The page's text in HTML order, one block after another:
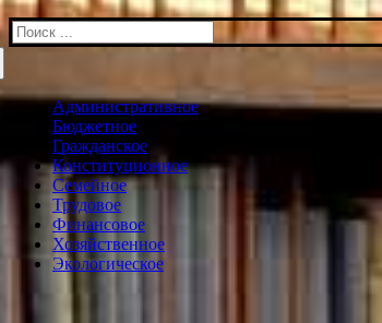
Искать:
Административное
Бюджетное
Гражданское
Конституционное
Семейное
Трудовое
Финансовое
Хозяйственное
Экологическое